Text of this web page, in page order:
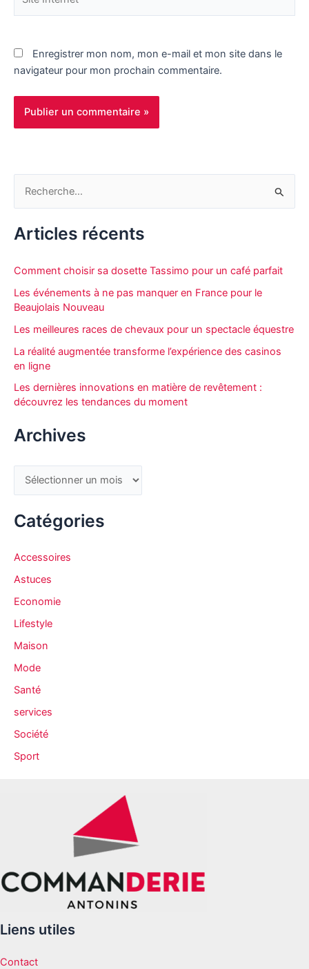
Internet
Enregistrer mon nom, mon e-mail et mon site dans le
navigateur pour mon prochain commentaire.
h
c
h
r
:
Articles récents
Comment choisir sa dosette Tassimo pour un café parfait
Les événements à ne pas manquer en France pour le
Beaujolais Nouveau
Les meilleures races de chevaux pour un spectacle équestre
La réalité augmentée transforme l’expérience des casinos
en ligne
Les dernières innovations en matière de revêtement :
découvrez les tendances du moment
Archives
r
c
v
Catégories
Accessoires
Astuces
Economie
Lifestyle
Maison
Mode
Santé
services
Société
Sport
Liens utiles
Contact